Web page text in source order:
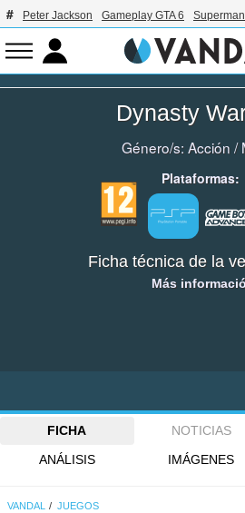
Peter Jackson Gameplay GTA 6 Superman
Dynasty
Género/s: Acción /
Plataformas:
Ficha técnica de la
Más
FICHA NOTICIAS
ANÁLISIS
IMÁGENES
VANDAL JUEGOS